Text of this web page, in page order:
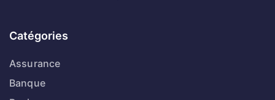
Catégories
Assurance
Banque